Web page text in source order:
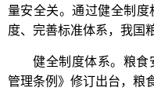
量安全关。通过健全制
度、完善标准体系，我国
健全制度体系。粮
管理条例》修订出台，粮